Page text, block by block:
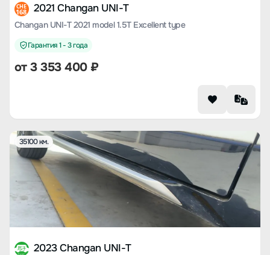
CHE
168 2021 Changan UNI-T
Changan UNI-T 2021 model 1.5T Excellent type
Гарантия 1 - 3 года
от3 353 400₽
35100 км.
2023 Changan UNI-T